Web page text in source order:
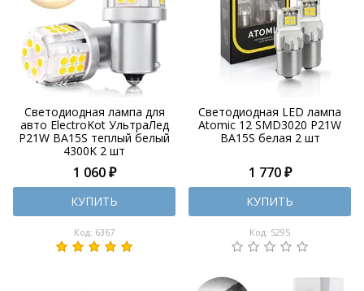
Светодиодная лампа для
авто ElectroKot УльтраЛед
P21W BA15S теплый белый
4300K 2 шт
1 060 ₽
КУПИТЬ
Код: 6367
Светодиодная LED лампа
Atomic 12 SMD3020 P21W
BA15S белая 2 шт
1 770 ₽
КУПИТЬ
Код: 5295